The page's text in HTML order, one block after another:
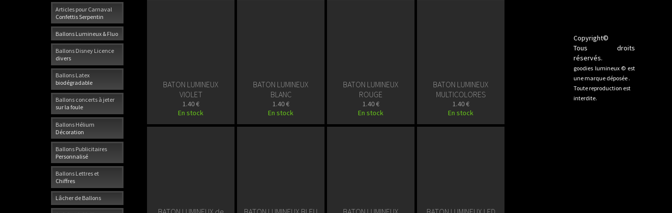
Articles pour Carnaval
Confettis Serpentin
Ballons Lumineux & Fluo
Ballons Disney Licence
divers
Ballons Latex
biodégradable
Ballons concerts à jeter
sur la foule
Ballons Hélium
Décoration
Ballons Publicitaires
Personnalisé
Ballons Lettres et
Chiffres
Lâcher de Ballons
Copyright©
Tous droits
réservés.
goodies lumineux © est
une marque déposée .
Toute reproduction est
interdite.
BATON LUMINEUX
VIOLET
1.40 €
En stock
BATON LUMINEUX
BLANC
1.40 €
En stock
BATON LUMINEUX
ROUGE
1.40 €
En stock
BATON LUMINEUX
MULTICOLORES
1.40 €
En stock